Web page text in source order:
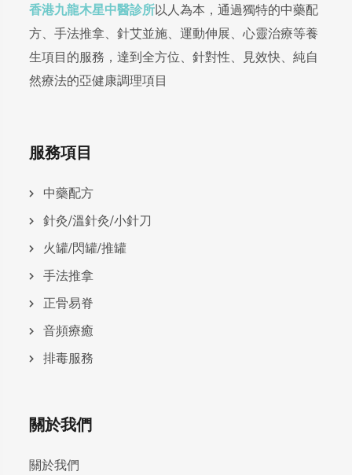
香港九龍木星中醫診所以人為本，通過獨特的中藥配
方、手法推拿、針艾並施、運動伸展、心靈治療等養
生項目的服務，達到全方位、針對性、見效快、純自
然療法的亞健康調理項目
服務項目
中藥配方
針灸/溫針灸/小針刀
火罐/閃罐/推罐
手法推拿
正骨易脊
⾳頻療癒
排毒服務
關於我們
關於我們